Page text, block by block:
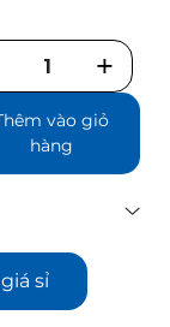
vào giỏ
hàng
sỉ